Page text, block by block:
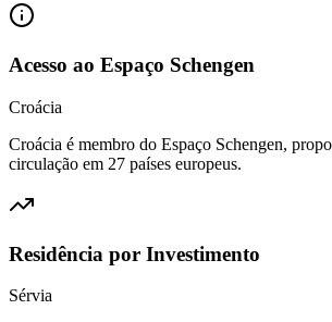
Acesso ao Espaço Schengen
Croácia
Croácia é membro do Espaço Schengen,
circulação em 27 países europeus.
Residência por Investimento
Sérvia